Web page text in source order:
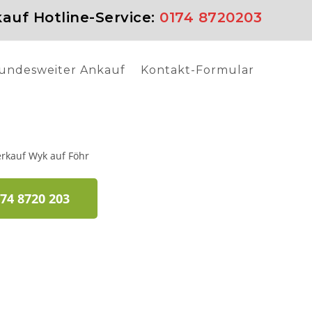
Hotline-Service: 0174 8720203
Ankauf Kontakt-Formular
8720 203